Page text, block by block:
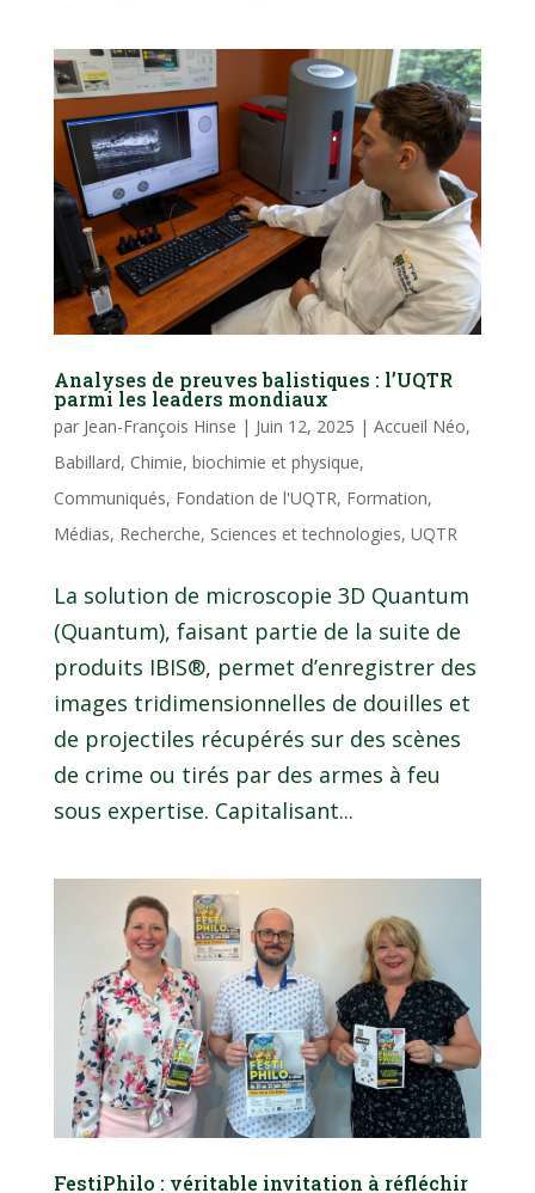
Analyses de preuves balistiques : l’UQTR
parmi les leaders mondiaux
par Jean-François Hinse | Juin 12, 2025 | Accueil Néo,
Babillard, Chimie, biochimie et physique,
Communiqués, Fondation de l'UQTR, Formation,
Médias, Recherche, Sciences et technologies, UQTR
La solution de microscopie 3D Quantum
(Quantum), faisant partie de la suite de
produits IBIS®, permet d’enregistrer des
images tridimensionnelles de douilles et
de projectiles récupérés sur des scènes
de crime ou tirés par des armes à feu
sous expertise. Capitalisant...
FestiPhilo : véritable invitation à réfléchir